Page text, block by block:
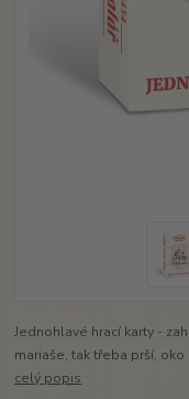
Jednohlavé hrací karty -
mariaše, tak třeba prší,
celý popis